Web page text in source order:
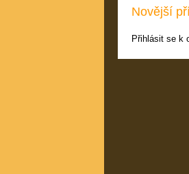
Novější
Přihlásit se k